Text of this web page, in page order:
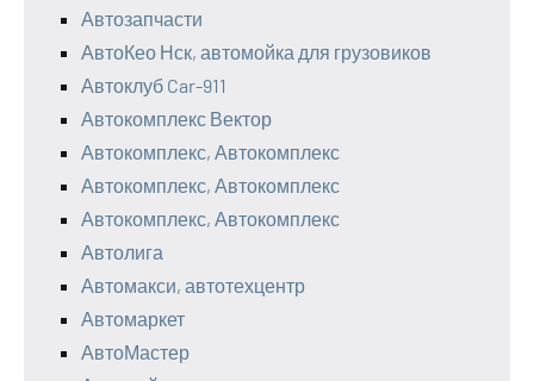
Автозапчасти
АвтоКео Нск, автомойка для грузовиков
Автоклуб Car-911
Автокомплекс Вектор
Автокомплекс, Автокомплекс
Автокомплекс, Автокомплекс
Автокомплекс, Автокомплекс
Автолига
Автомакси, автотехцентр
Автомаркет
АвтоМастер